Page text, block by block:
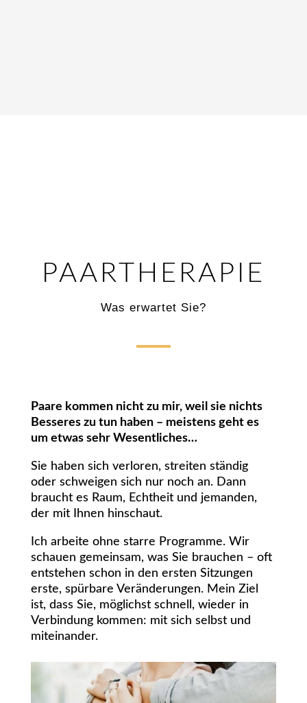
PAARTHERAPIE
Was erwartet Sie?
Paare kommen nicht zu mir, weil sie nichts
Besseres zu tun haben – meistens geht es
um etwas sehr Wesentliches…
Sie haben sich verloren, streiten ständig
oder schweigen sich nur noch an. Dann
braucht es Raum, Echtheit und jemanden,
der mit Ihnen hinschaut.
Ich arbeite ohne starre Programme. Wir
schauen gemeinsam, was Sie brauchen – oft
entstehen schon in den ersten Sitzungen
erste, spürbare Veränderungen. Mein Ziel
ist, dass Sie, möglichst schnell, wieder in
Verbindung kommen: mit sich selbst und
miteinander.